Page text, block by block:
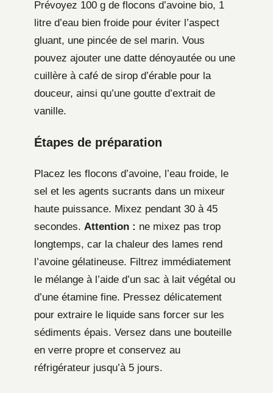
Prévoyez 100 g de flocons d’avoine bio, 1
litre d’eau bien froide pour éviter l’aspect
gluant, une pincée de sel marin. Vous
pouvez ajouter une datte dénoyautée ou une
cuillère à café de sirop d’érable pour la
douceur, ainsi qu’une goutte d’extrait de
vanille.
Étapes de préparation
Placez les flocons d’avoine, l’eau froide, le
sel et les agents sucrants dans un mixeur
haute puissance. Mixez pendant 30 à 45
secondes. Attention : ne mixez pas trop
longtemps, car la chaleur des lames rend
l’avoine gélatineuse. Filtrez immédiatement
le mélange à l’aide d’un sac à lait végétal ou
d’une étamine fine. Pressez délicatement
pour extraire le liquide sans forcer sur les
sédiments épais. Versez dans une bouteille
en verre propre et conservez au
réfrigérateur jusqu’à 5 jours.